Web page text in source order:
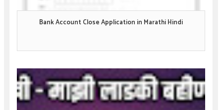
Bank Account Close Application in Marathi Hindi